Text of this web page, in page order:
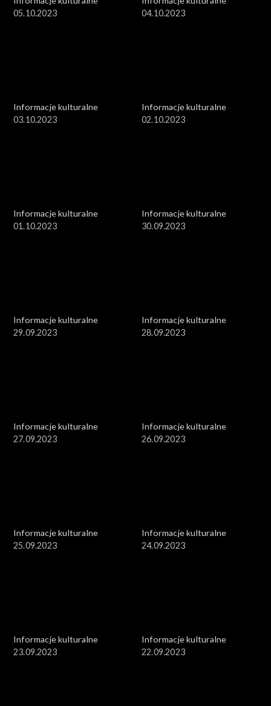
05.10.2023
04.10.2023
Informacje kulturalne
03.10.2023
Informacje kulturalne
02.10.2023
Informacje kulturalne
01.10.2023
Informacje kulturalne
30.09.2023
Informacje kulturalne
29.09.2023
Informacje kulturalne
28.09.2023
Informacje kulturalne
27.09.2023
Informacje kulturalne
26.09.2023
Informacje kulturalne
25.09.2023
Informacje kulturalne
24.09.2023
Informacje kulturalne
23.09.2023
Informacje kulturalne
22.09.2023